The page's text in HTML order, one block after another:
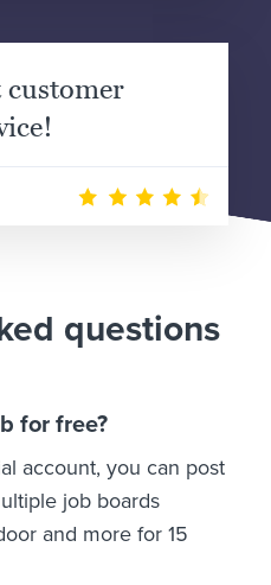
customer
questions
for free?
account, you can post
job boards
and more for 15